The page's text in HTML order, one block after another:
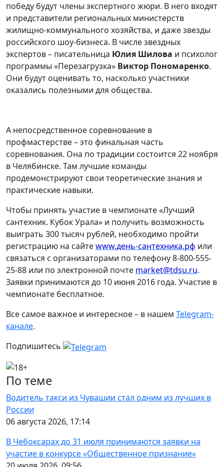
победу будут члены экспертного жюри. В него входят
и представители региональных министерств
жилищно-коммунального хозяйства, и даже звезды
российского шоу-бизнеса. В числе звездных
экспертов – писательница Юлия Шилова и психолог
программы «Перезагрузка» Виктор Пономаренко.
Они будут оценивать то, насколько участники
оказались полезными для общества.
А непосредственное соревнование в
профмастерстве – это финальная часть
соревнования. Она по традиции состоится 22 ноября
в Челябинске. Там лучшие команды
продемонстрируют свои теоретические знания и
практические навыки.
Чтобы принять участие в чемпионате «Лучший
сантехник. Кубок Урала» и получить возможность
выиграть 300 тысяч рублей, необходимо пройти
регистрацию на сайтеwww.день-сантехника.рф или
связаться с организаторами по телефону 8-800-555-
25-88 или по электронной почте market@tdsu.ru.
Заявки принимаются до 10 июня 2016 года. Участие в
чемпионате бесплатное.
Все самое важное и интересное – в нашем Telegram-
канале.
Подпишитесь
По теме
Водитель такси из Чувашии стал одним из лучших в
России
06 августа 2026, 17:14
В Чебоксарах до 31 июля принимаются заявки на
участие в конкурсе «Общественное признание»